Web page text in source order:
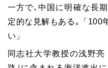
一方で､中国に明確な長
定的な見解もある｡「 100
い」
同志社大学教授の浅野